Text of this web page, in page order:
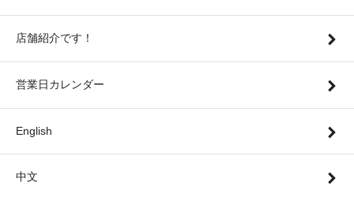
店舗紹介です！
営業日カレンダー
English
中文